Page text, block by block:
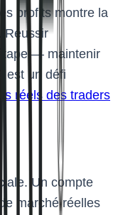
profits montre la
Réussir
— maintenir
est un défi
réels des traders
Un compte
marché réelles